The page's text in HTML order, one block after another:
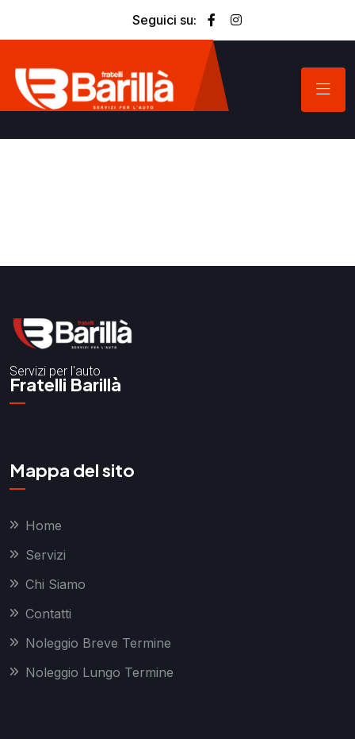
Seguici su:
Servizi per l'auto
Fratelli Barillà
Mappa del sito
Home
Servizi
Chi Siamo
Contatti
Noleggio Breve Termine
Noleggio Lungo Termine